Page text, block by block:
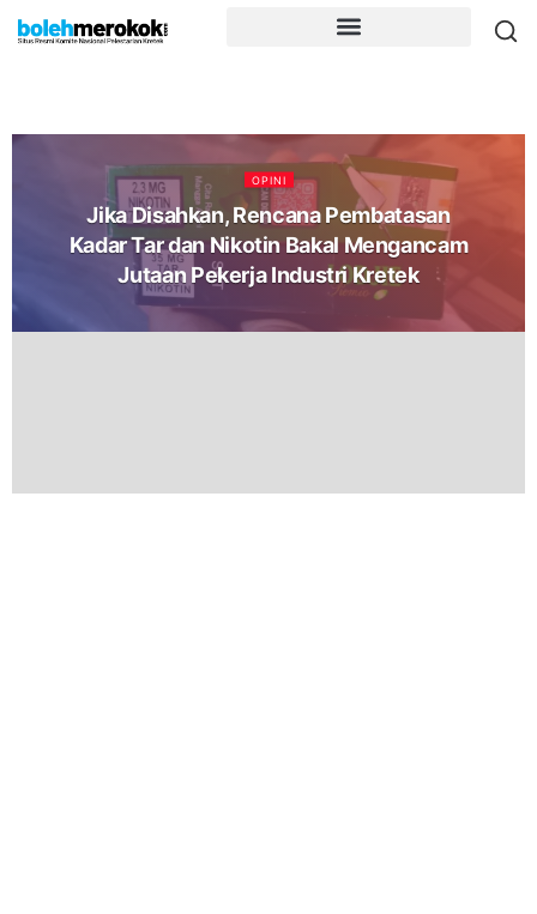
OPINI
Jika Disahkan, Rencana Pembatasan
Kadar Tar dan Nikotin Bakal Mengancam
Jutaan Pekerja Industri Kretek